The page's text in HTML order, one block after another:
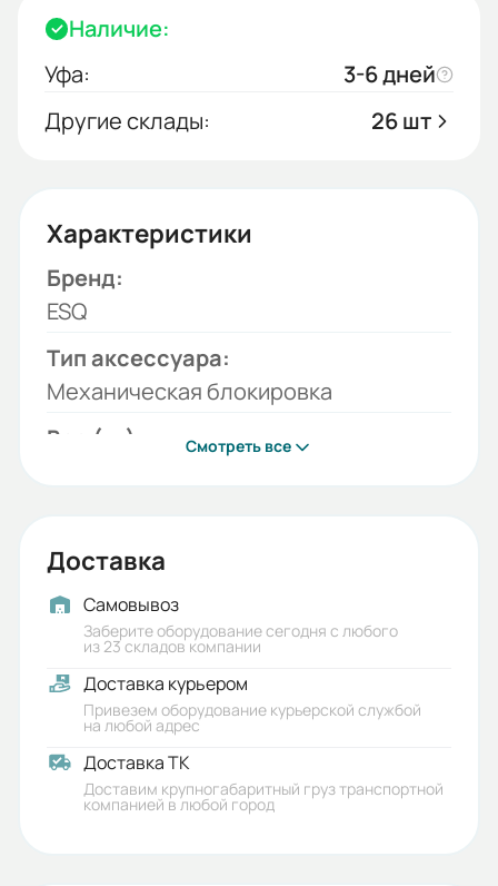
Наличие:
Уфа:
3-6 дней
Другие склады:
26 шт
Характеристики
Бренд:
ESQ
Тип аксессуара:
Механическая блокировка
Вес (кг):
0.07x0.13x0.07
Смотреть все
Доставка
Самовывоз
Заберите оборудование сегодня с любого
из 23 складов компании
Доставка курьером
Привезем оборудование курьерской службой
на любой адрес
Доставка ТК
Доставим крупногабаритный груз транспортной
компанией в любой город